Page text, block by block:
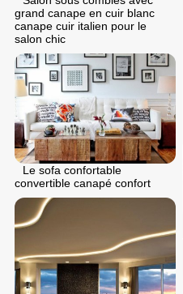
grand canape en cuir blanc
canape cuir italien pour le
salon chic
Le sofa confortable
convertible canapé confort